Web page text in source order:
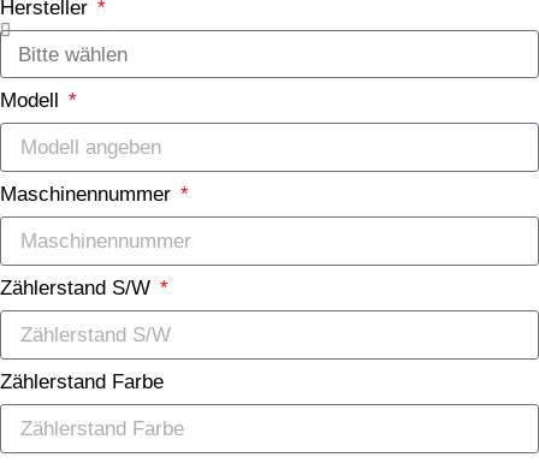
Hersteller
Modell
Maschinennummer
Zählerstand S/W
Zählerstand Farbe